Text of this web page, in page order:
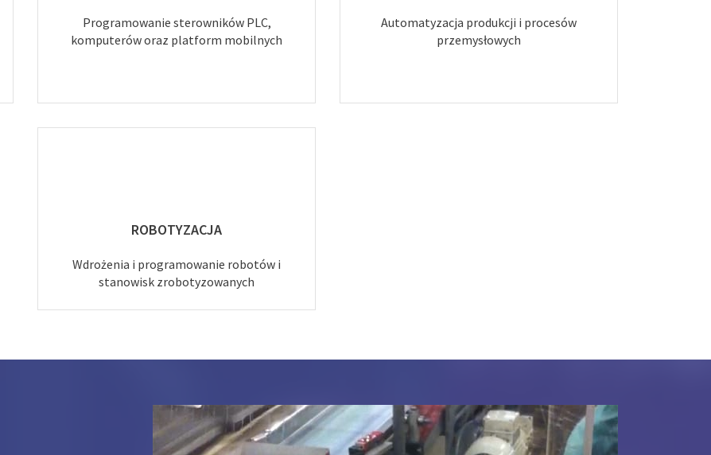
Programowanie sterowników PLC,
komputerów oraz platform mobilnych
Automatyzacja produkcji i procesów
przemysłowych
ROBOTYZACJA
Wdrożenia i programowanie robotów i
stanowisk zrobotyzowanych